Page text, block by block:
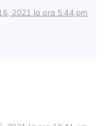
2021 la ora 5:44 pm